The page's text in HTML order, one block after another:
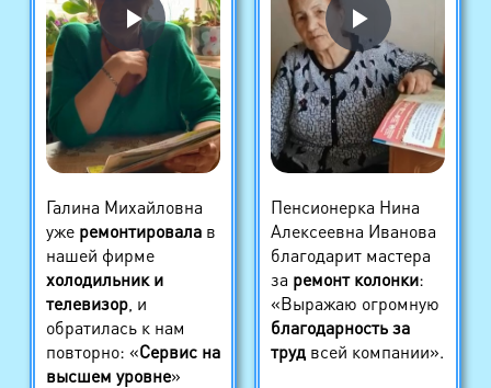
Галина Михайловна
уже ремонтировалав
нашей фирме
холодильник и
телевизор, и
обратилась к нам
повторно: «Сервис на
высшем уровне»
Пенсионерка Нина
Алексеевна Иванова
благодарит мастера
за ремонт колонки:
«Выражаю огромную
благодарность за
трудвсей компании».